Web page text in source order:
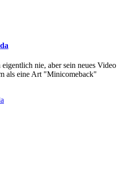
nie, aber sein neues Video
als eine Art "Minicomeback"